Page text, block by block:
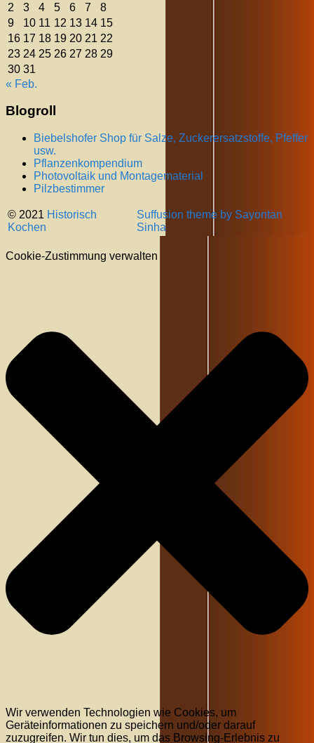
2
3 4 5 6 7
8
9
10 11 12 13 14 15
16 17 18 19 20 21 22
23 24 25 26 27 28 29
30 31
« Feb.
Blogroll
Biebelshofer Shop für Salze, Zuckerersatzstoffe, Pfeffer
usw.
Pflanzenkompendium
Photovoltaik und Montagematerial
Pilzbestimmer
© 2021 Historisch
Kochen
Suffusion theme by Sayontan
Sinha
Cookie-Zustimmung verwalten
Wir verwenden Technologien wie Cookies, um
Geräteinformationen zu speichern und/oder darauf
zuzugreifen. Wir tun dies, um das Browsing-Erlebnis zu